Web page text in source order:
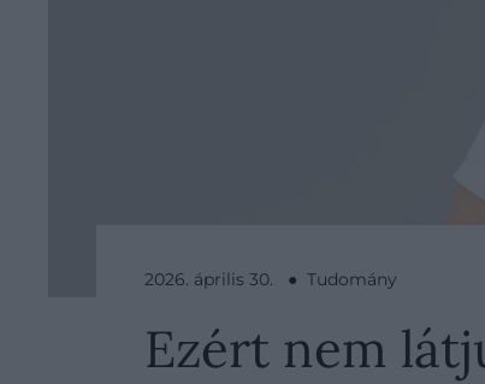
2026. április 30. ● Tudomány
Ezért nem